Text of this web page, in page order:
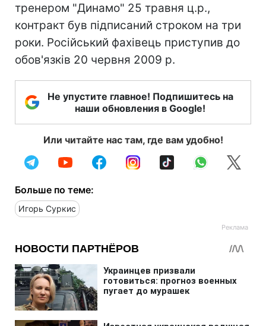
тренером "Динамо" 25 травня ц.р.,
контракт був підписаний строком на три
роки. Російський фахівець приступив до
обов'язків 20 червня 2009 р.
Не упустите главное! Подпишитесь на
наши обновления в Google!
Или читайте нас там, где вам удобно!
Больше по теме:
Игорь Суркис